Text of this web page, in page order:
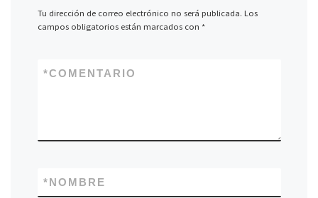
Tu dirección de correo electrónico no será publicada. Los
campos obligatorios están marcados con *
COMENTARIO
*
NOMBRE
*